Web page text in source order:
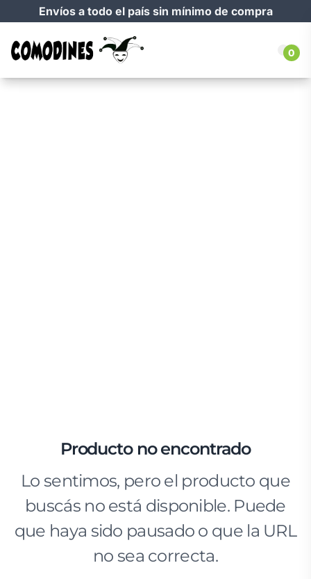
Envíos a todo el país sin mínimo de compra
0
Producto no encontrado
Lo sentimos, pero el producto que
buscás no está disponible. Puede
que haya sido pausado o que la URL
no sea correcta.